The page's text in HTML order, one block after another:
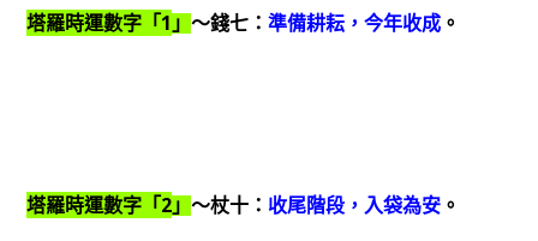
塔羅時運數字「1 」 ～錢七： 準備耕耘，今年收成。
塔羅時運數字「2」 ～杖十： 收尾階段，入袋為安。